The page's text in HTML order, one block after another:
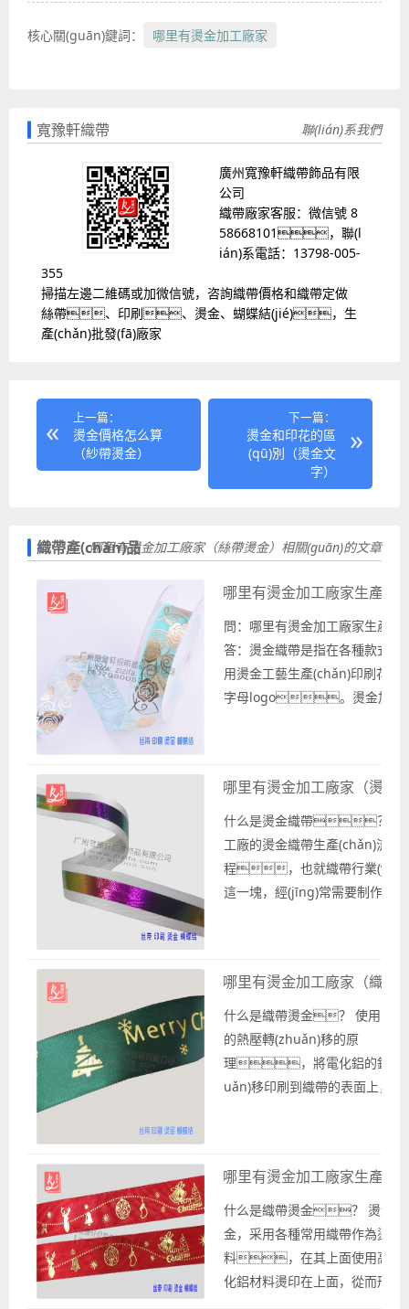
核心關(guān)鍵詞： 哪里有燙金加工廠家
寬豫軒織帶 聯(lián)系我們
廣州寬豫軒織帶飾品有限
公司
織帶廠家客服：微信號 8
58668101，聯(l
ián)系電話：13798-005-
355
掃描左邊二維碼或加微信號，咨詢織帶價格和織帶定做
絲帶、印刷、燙金、蝴蝶結(jié)，生
產(chǎn)批發(fā)廠家
上一篇：
燙金價格怎么算
（紗帶燙金）
下一篇：
燙金和印花的區
(qū)別（燙金文
字）
織帶產(chǎn)品哪里有燙金加工廠家（絲帶燙金）相關(guān)的文章
哪里有燙金加工廠家生產
問：哪里有燙金加工廠家生產
答：燙金織帶是指在各種款式的
用燙金工藝生產(chǎn)印刷花
字母logo。燙金加工
帶或是批發(fā)銷售，請
(yè)織帶廠家的寬豫軒織帶...
哪里有燙金加工廠家（燙金
什么是燙金織帶？ 燙
工廠的燙金織帶生產(chǎn)流
程，也就織帶行業(yè)
這一塊，經(jīng)常需要制作的
帶，從而形成具有金屬質
燙印花型圖案、英文字母
o。 在織帶上制作燙印
果，也就是織帶燙金時，
個制作流程，這些...
哪里有燙金加工廠家（織帶
什么是織帶燙金？ 使用燙金
的熱壓轉(zhuǎn)移的原
理，將電化鋁的鋁層
uǎn)移印刷到織帶的表面上，得
作為專業(yè)燙金加工廠的廣州
織帶廠為你提供各種款式的織帶
生產(chǎn)制作服務(wù)。 作為
è)織帶生產(chǎn)廠家為你提供
金加工，按照...
哪里有燙金加工廠家生產
什么是織帶燙金？ 燙金加
金，采用各種常用織帶作為燙金
料，在其上面使用高溫
化鋁材料燙印在上面，從而形成